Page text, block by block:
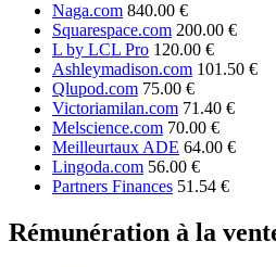
Naga.com 840.00 €
Squarespace.com 200.00 €
L by LCL Pro 120.00 €
Ashleymadison.com 101.50 €
Qlupod.com 75.00 €
Victoriamilan.com 71.40 €
Melscience.com 70.00 €
Meilleurtaux ADE 64.00 €
Lingoda.com 56.00 €
Partners Finances 51.54 €
Rémunération à la